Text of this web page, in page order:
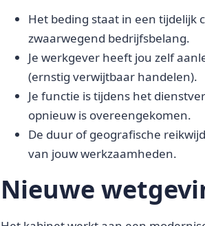
Het beding staat in een tijdelijk
zwaarwegend bedrijfsbelang.
Je werkgever heeft jou zelf
(ernstig verwijtbaar handelen).
Je functie is tijdens het
opnieuw is overeengekomen.
De duur of geografische
van jouw werkzaamheden.
Nieuwe